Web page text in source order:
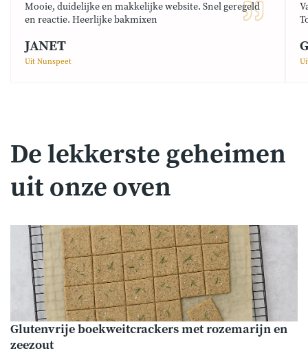
Mooie, duidelijke en makkelijke website. Snel geregeld
en reactie. Heerlijke bakmixen
JANET
Uit Nunspeet
De lekkerste geheimen
uit onze oven
Glutenvrije boekweitcrackers met rozemarijn en
zeezout